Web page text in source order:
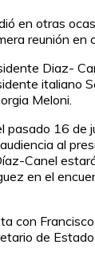
en otras
reunión en
Diaz-
italiano
Meloni.
pasado 16 de
al
Canel
en el
con
de